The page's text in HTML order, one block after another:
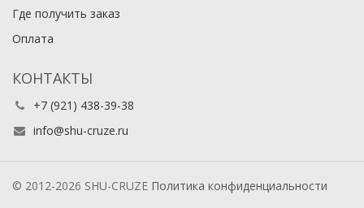
SHU-201 Корпус болванка
ключа с выкидным
от 450 ₽
В корзину
Где получить заказ
Оплата
КОНТАКТЫ
+7 (921) 438-39-38
info@shu-cruze.ru
© 2012-2026 SHU-CRUZE Политика конфиденциальности